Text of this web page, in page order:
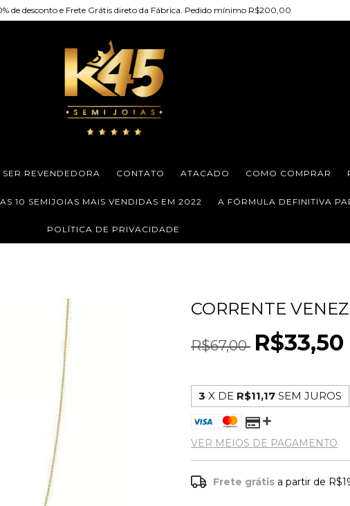
de desconto e Frete Grátis direto da Fábrica. Pedido mínimo R$200,00
REVENDEDORA CONTATO ATACADO COMO COMPRAR
AS 10 SEMIJOIAS MAIS VENDIDAS EM 2022 A FÓRMULA DEFINITIVA
POLÍTICA DE PRIVACIDADE
CORRENTE
R$67,00 R$33,50
3 X DE R$11,17 SEM JUROS
VER MEIOS DE PAGAMENTO
Frete grátis a partir de